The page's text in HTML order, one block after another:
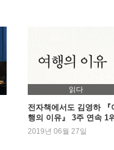
읽다
전자책에서도 김영하 『
행의 이유』 3주 연속 1
등극
2019년 06월 27일